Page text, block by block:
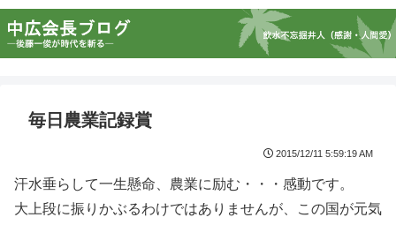
毎日農業記録賞
2015/12/11 5:59:19 AM
汗水垂らして一生懸命、農業に励む・・・感動です。
大上段に振りかぶるわけではありませんが、この国が元気